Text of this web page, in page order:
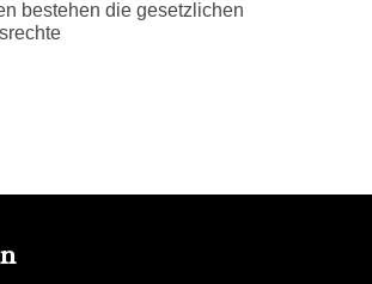
bestehen die gesetzlichen